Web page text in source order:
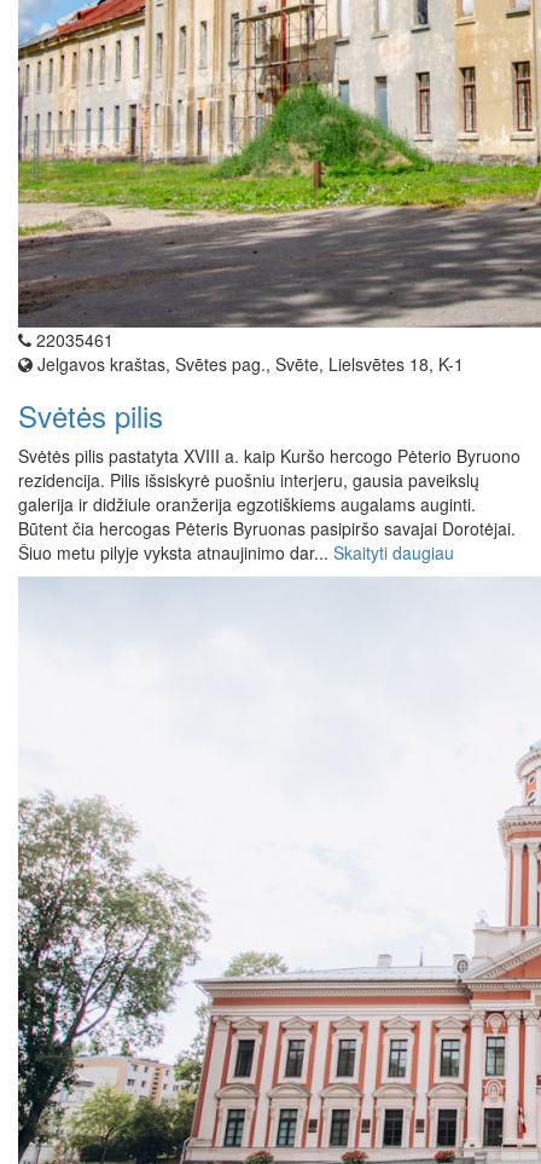
22035461
Jelgavos kraštas, Svētes pag., Svēte, Lielsvētes 18, K-1
Svėtės pilis
Svėtės pilis pastatyta XVIII a. kaip Kuršo hercogo Pėterio Byruono
rezidencija. Pilis išsiskyrė puošniu interjeru, gausia paveikslų
galerija ir didžiule oranžerija egzotiškiems augalams auginti.
Būtent čia hercogas Pėteris Byruonas pasipiršo savajai Dorotėjai.
Šiuo metu pilyje vyksta atnaujinimo dar... Skaityti daugiau